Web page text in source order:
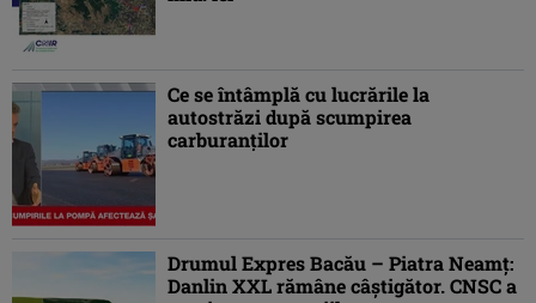
Ce se întâmplă cu lucrările la
autostrăzi după scumpirea
carburanților
Drumul Expres Bacău – Piatra Neamț:
Danlin XXL rămâne câștigător. CNSC a